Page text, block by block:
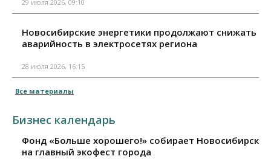
29 июля 2026, 09:10
Новосибирские энергетики продолжают снижать
аварийность в электросетях региона
28 июля 2026, 16:15
Все материалы
Бизнес календарь
Фонд «Больше хорошего!» собирает Новосибирск
на главный экофест города